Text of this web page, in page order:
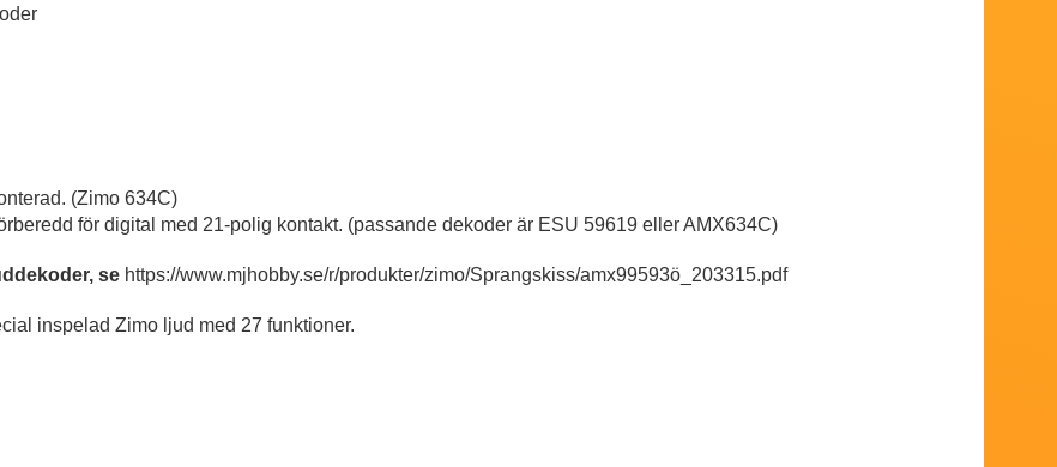
(Zimo 634C)
för digital med 21-polig kontakt. (passande dekoder är ESU 59619 eller AMX634C)
se https://www.mjhobby.se/r/produkter/zimo/Sprangskiss/amx99593ö_203315.pdf
inspelad Zimo ljud med 27 funktioner.